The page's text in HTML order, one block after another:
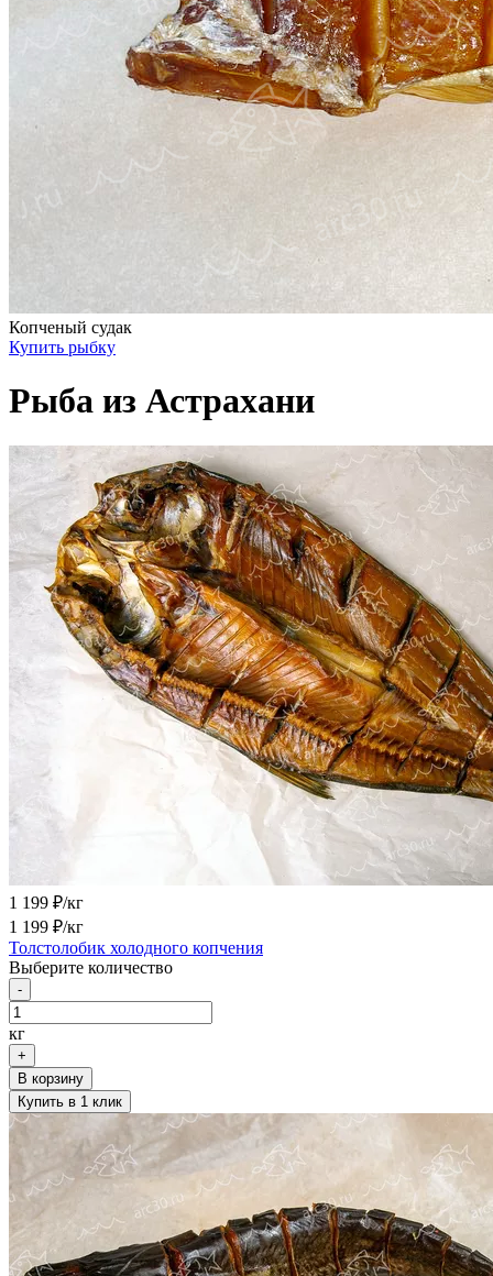
Копченый судак
Купить рыбку
Рыба из Астрахани
1 199 ₽/кг
1 199 ₽/кг
Толстолобик холодного копчения
Выберите количество
-
кг
+
В корзину
Купить в 1 клик